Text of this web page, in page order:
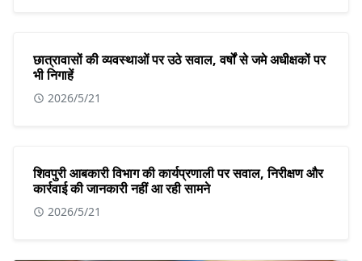
छात्रावासों की व्यवस्थाओं पर उठे सवाल, वर्षों से जमे अधीक्षकों पर
भी निगाहें
2026/5/21
शिवपुरी आबकारी विभाग की कार्यप्रणाली पर सवाल, निरीक्षण और
कार्रवाई की जानकारी नहीं आ रही सामने
2026/5/21